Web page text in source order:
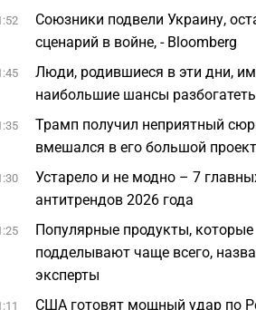
Союзники подвели Украину,
сценарий в войне, - Bloomberg
Люди, родившиеся в эти дни,
наибольшие шансы разбогатеть
Трамп получил неприятный
вмешался в его большой проект
Устарело и не модно – 7
антитрендов 2026 года
Популярные продукты, которые
подделывают чаще всего,
эксперты
США готовят мощный удар по